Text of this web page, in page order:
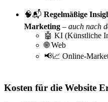
🧠📬 Regelmäßige
Marketing – auch nach
🤖 KI (Künstliche
🌐 Web
📢📈 Online-
Kosten für die Website